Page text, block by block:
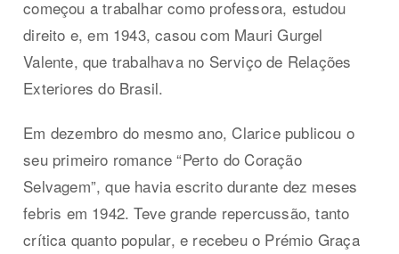
começou a trabalhar como professora, estudou
direito e, em 1943, casou com Mauri Gurgel
Valente, que trabalhava no Serviço de Relações
Exteriores do Brasil.
Em dezembro do mesmo ano, Clarice publicou o
seu primeiro romance “Perto do Coração
Selvagem”, que havia escrito durante dez meses
febris em 1942. Teve grande repercussão, tanto
crítica quanto popular, e recebeu o Prémio Graça